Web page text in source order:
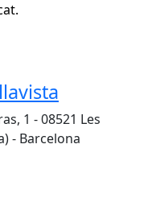
1 - 08521 Les
- Barcelona